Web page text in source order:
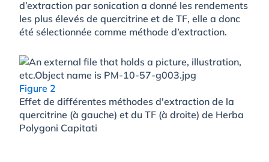
d’extraction par sonication a donné les rendements
les plus élevés de quercitrine et de TF, elle a donc
été sélectionnée comme méthode d’extraction.
Figure 2
Effet de différentes méthodes d'extraction de la
quercitrine (à gauche) et du TF (à droite) de Herba
Polygoni Capitati